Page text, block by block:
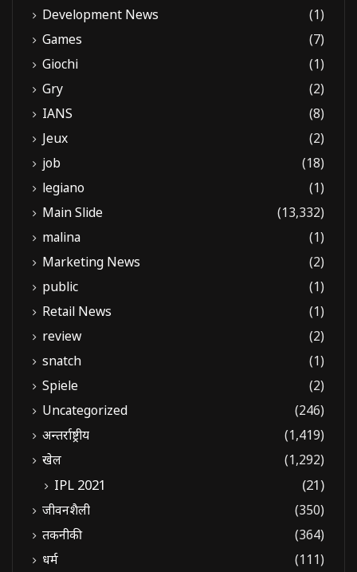
Development News
(1)
Games
(7)
Giochi
(1)
Gry
(2)
IANS
(8)
Jeux
(2)
job
(18)
legiano
(1)
Main Slide
(13,332)
malina
(1)
Marketing News
(2)
public
(1)
Retail News
(1)
review
(2)
snatch
(1)
Spiele
(2)
Uncategorized
(246)
अन्तर्राष्ट्रीय
(1,419)
खेल
(1,292)
IPL 2021 (21)
जीवनशैली
(350)
तकनीकी
(364)
धर्म
(111)